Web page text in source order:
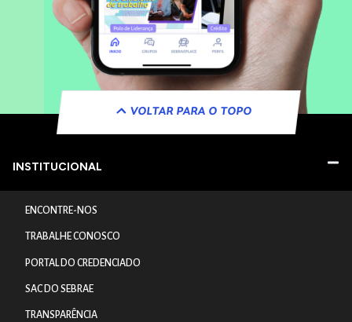
VOLTAR PARA O TOPO
INSTITUCIONAL
ENCONTRE-NOS
TRABALHE CONOSCO
PORTAL DO CREDENCIADO
SAC DO SEBRAE
TRANSPARÊNCIA